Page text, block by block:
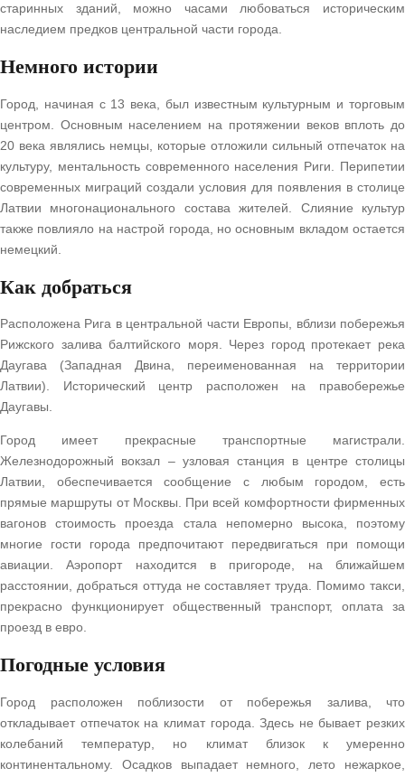
старинных зданий, можно часами любоваться историческим
наследием предков центральной части города.
Немного истории
Город, начиная с 13 века, был известным культурным и торговым
центром. Основным населением на протяжении веков вплоть до
20 века являлись немцы, которые отложили сильный отпечаток на
культуру, ментальность современного населения Риги. Перипетии
современных миграций создали условия для появления в столице
Латвии многонационального состава жителей. Слияние культур
также повлияло на настрой города, но основным вкладом остается
немецкий.
Как добраться
Расположена Рига в центральной части Европы, вблизи побережья
Рижского залива балтийского моря. Через город протекает река
Даугава (Западная Двина, переименованная на территории
Латвии). Исторический центр расположен на правобережье
Даугавы.
Город имеет прекрасные транспортные магистрали.
Железнодорожный вокзал – узловая станция в центре столицы
Латвии, обеспечивается сообщение с любым городом, есть
прямые маршруты от Москвы. При всей комфортности фирменных
вагонов стоимость проезда стала непомерно высока, поэтому
многие гости города предпочитают передвигаться при помощи
авиации. Аэропорт находится в пригороде, на ближайшем
расстоянии, добраться оттуда не составляет труда. Помимо такси,
прекрасно функционирует общественный транспорт, оплата за
проезд в евро.
Погодные условия
Город расположен поблизости от побережья залива, что
откладывает отпечаток на климат города. Здесь не бывает резких
колебаний температур, но климат близок к умеренно
континентальному. Осадков выпадает немного, лето нежаркое,